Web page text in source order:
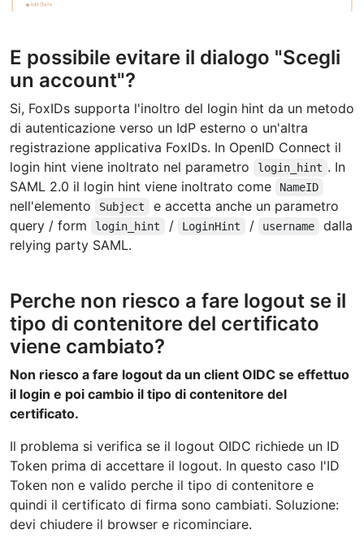
E possibile evitare il dialogo "Scegli
un account"?
Si, FoxIDs supporta l'inoltro del login hint da un metodo
di autenticazione verso un IdP esterno o un'altra
registrazione applicativa FoxIDs. In OpenID Connect il
login hint viene inoltrato nel parametro
login_hint . In
SAML 2.0 il login hint viene inoltrato come
NameID
nell'elemento Subject
e accetta anche un parametro
query / form
login_hint / LoginHint / username
dalla
relying party SAML.
Perche non riesco a fare logout se il
tipo di contenitore del certificato
viene cambiato?
Non riesco a fare logout da un client OIDC se effettuo
il login e poi cambio il tipo di contenitore del
certificato.
Il problema si verifica se il logout OIDC richiede un ID
Token prima di accettare il logout. In questo caso l'ID
Token non e valido perche il tipo di contenitore e
quindi il certificato di firma sono cambiati. Soluzione:
devi chiudere il browser e ricominciare.